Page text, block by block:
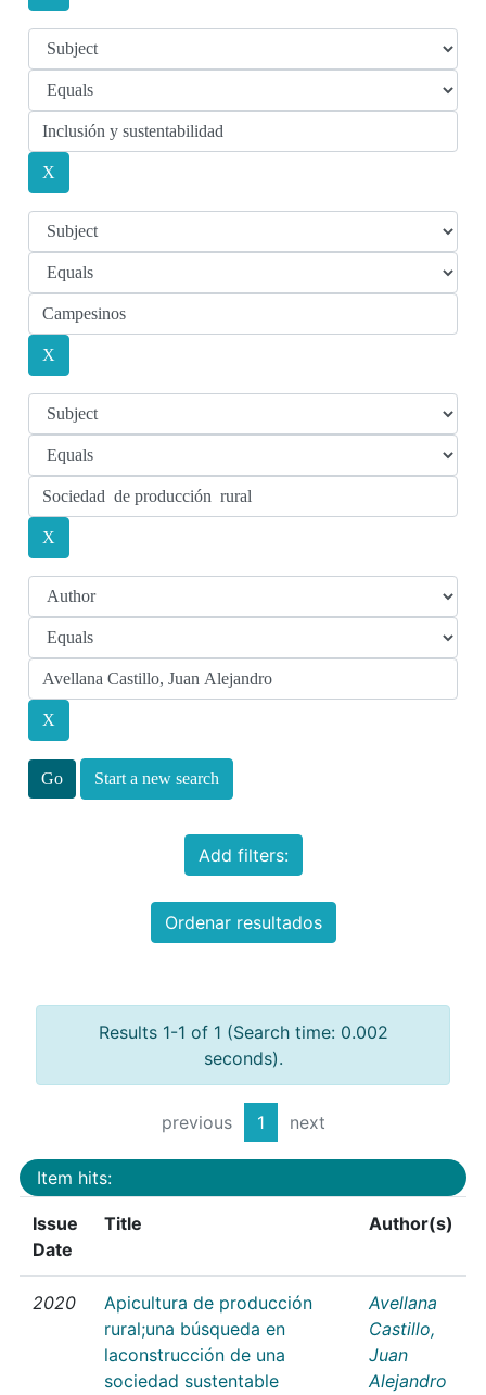
Start a new search
Add filters:
Ordenar resultados
Results 1-1 of 1 (Search time: 0.002
seconds).
previous 1 next
Item hits:
Issue
Date
Title Author(s)
2020
Apicultura de producción
rural;una búsqueda en
laconstrucción de una
sociedad sustentable
Avellana
Castillo,
Juan
Alejandro